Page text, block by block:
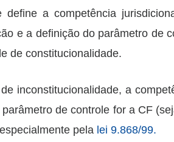
a competência
e a definição do parâmetro de
de constitucionalidade.
inconstitucionalidade, a
de controle for a CF
pela lei 9.868/99.